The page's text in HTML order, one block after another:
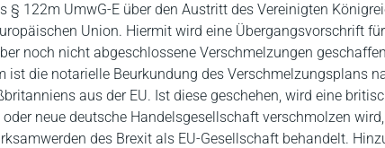
§ 122m UmwG-E über den Austritt des Vereinigten
Union. Hiermit wird eine Übergangsvorschrift
noch nicht abgeschlossene Verschmelzungen
ist die notarielle Beurkundung des Verschmelzungsplans
aus der EU. Ist diese geschehen, wird eine
neue deutsche Handelsgesellschaft verschmolzen
des Brexit als EU-Gesellschaft behandelt.